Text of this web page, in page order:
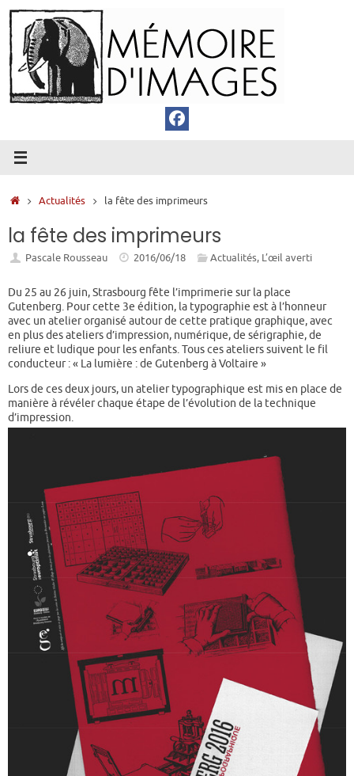
Passer
au
contenu
Accueil
Actualités la fête des imprimeurs
la fête des imprimeurs
Pascale Rousseau 2016/06/18 Actualités, L’œil averti
Du 25 au 26 juin, Strasbourg fête l’imprimerie sur la place
Gutenberg. Pour cette 3e édition, la typographie est à l’honneur
avec un atelier organisé autour de cette pratique graphique, avec
en plus des ateliers d’impression, numérique, de sérigraphie, de
reliure et ludique pour les enfants. Tous ces ateliers suivent le fil
conducteur : « La lumière : de Gutenberg à Voltaire »
Lors de ces deux jours, un atelier typographique est mis en place de
manière à révéler chaque étape de l’évolution de la technique
d’impression.